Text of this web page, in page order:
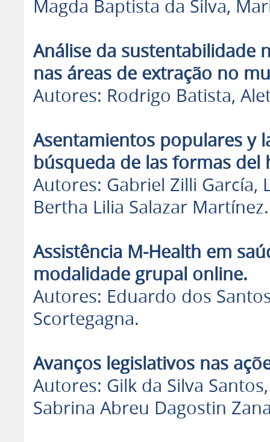
Magda Baptista da Silva,
Análise da sustentabilidade
nas áreas de extração no
Autores: Rodrigo Batista,
Asentamientos populares y
búsqueda de las formas del
Autores: Gabriel Zilli García,
Bertha Lilia Salazar Martínez.
Assistência M-Health em
modalidade grupal online.
Autores: Eduardo dos
Scortegagna.
Avanços legislativos nas
Autores: Gilk da Silva
Sabrina Abreu Dagostin